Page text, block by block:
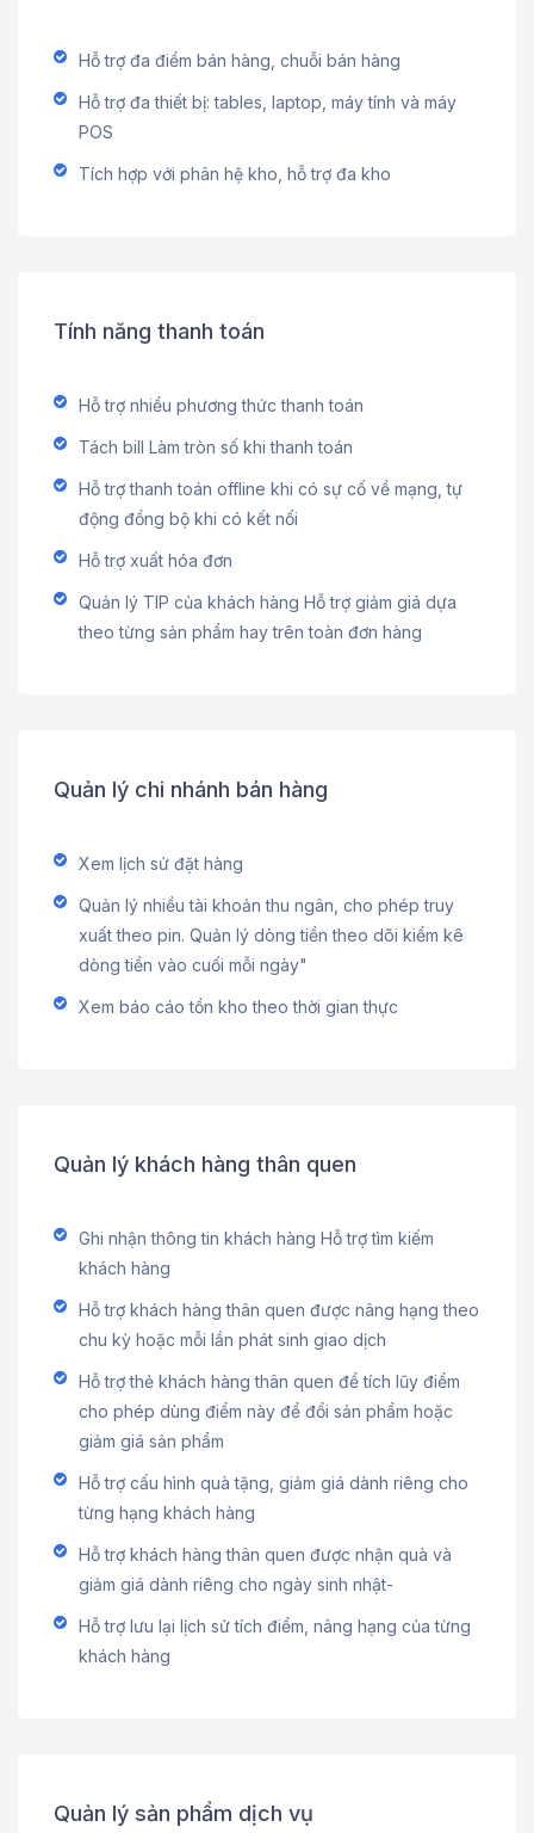
Hỗ trợ đa điểm bán hàng, chuỗi bán hàng
Hỗ trợ đa thiết bị: tables, laptop, máy tính và máy
POS
Tích hợp với phân hệ kho, hỗ trợ đa kho
Tính năng thanh toán
Hỗ trợ nhiều phương thức thanh toán
Tách bill Làm tròn số khi thanh toán
Hỗ trợ thanh toán offline khi có sự cố về mạng, tự
động đồng bộ khi có kết nối
Hỗ trợ xuất hóa đơn
Quản lý TIP của khách hàng Hỗ trợ giảm giá dựa
theo từng sản phẩm hay trên toàn đơn hàng
Quản lý chi nhánh bán hàng
Xem lịch sử đặt hàng
Quản lý nhiều tài khoản thu ngân, cho phép truy
xuất theo pin. Quản lý dòng tiền theo dõi kiểm kê
dòng tiền vào cuối mỗi ngày"
Xem báo cáo tồn kho theo thời gian thực
Quản lý khách hàng thân quen
Ghi nhận thông tin khách hàng Hỗ trợ tìm kiếm
khách hàng
Hỗ trợ khách hàng thân quen được nâng hạng theo
chu kỳ hoặc mỗi lần phát sinh giao dịch
Hỗ trợ thẻ khách hàng thân quen để tích lũy điểm
cho phép dùng điểm này để đổi sản phẩm hoặc
giảm giá sản phẩm
Hỗ trợ cấu hình quà tặng, giảm giá dành riêng cho
từng hạng khách hàng
Hỗ trợ khách hàng thân quen được nhận quà và
giảm giá dành riêng cho ngày sinh nhật-
Hỗ trợ lưu lại lịch sử tích điểm, nâng hạng của từng
khách hàng
Quản lý sản phẩm dịch vụ